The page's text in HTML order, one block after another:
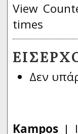
View
times
Δεν
Kampos |